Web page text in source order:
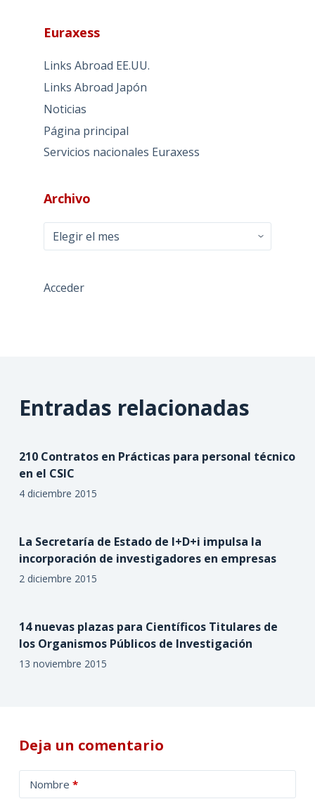
Euraxess
Links Abroad EE.UU.
Links Abroad Japón
Noticias
Página principal
Servicios nacionales Euraxess
Archivo
Archivo
Acceder
Entradas relacionadas
210 Contratos en Prácticas para personal técnico
en el CSIC
4 diciembre 2015
La Secretaría de Estado de I+D+i impulsa la
incorporación de investigadores en empresas
2 diciembre 2015
14 nuevas plazas para Científicos Titulares de
los Organismos Públicos de Investigación
13 noviembre 2015
Deja un comentario
Nombre *
l